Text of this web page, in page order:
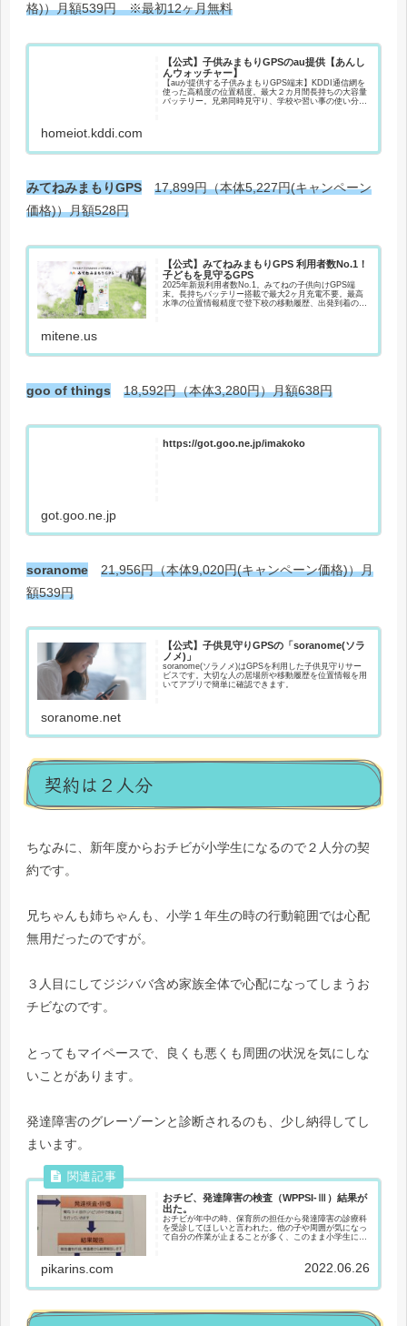
格)）月額539円 ※最初12ヶ月無料
【公式】子供みまもりGPSのau提供【あんし
んウォッチャー】
【auが提供する子供みまもりGPS端末】KDDI通信網を
使った高精度の位置精度。最大２カ月間長持ちの大容量
バッテリー。兄弟同時見守り、学校や習い事の使い分け
homeiot.kddi.com
みてねみまもりGPS
17,899円（本体5,227円(キャンペーン
価格)）月額528円
【公式】みてねみまもりGPS 利用者数No.1！
子どもを見守るGPS
2025年新規利用者数No.1。みてねの子供向けGPS端
末。長持ちバッテリー搭載で最大2ヶ月充電不要。最高
水準の位置情報精度で登下校の移動履歴、出発到着の通
mitene.us
goo of things 18,592円（本体3,280円）月額638円
https://got.goo.ne.jp/imakoko
got.goo.ne.jp
soranome
21,956円（本体9,020円(キャンペーン価格)）月
額539円
【公式】子供見守りGPSの「soranome(ソラ
ノメ)」
soranome(ソラノメ)はGPSを利用した子供見守りサー
ビスです。大切な人の居場所や移動履歴を位置情報を用
いてアプリで簡単に確認できます。
soranome.net
契約は２人分
ちなみに、新年度からおチビが小学生になるので２人分の契
約です。
兄ちゃんも姉ちゃんも、小学１年生の時の行動範囲では心配
無用だったのですが。
３人目にしてジジババ含め家族全体で心配になってしまうお
チビなのです。
とってもマイペースで、良くも悪くも周囲の状況を気にしな
いことがあります。
発達障害のグレーゾーンと診断されるのも、少し納得してし
まいます。
おチビ、発達障害の検査（WPPSI-Ⅲ）結果が
出た。
おチビが年中の時、保育所の担任から発達障害の診療科
を受診してほしいと言われた。他の子や周囲が気になっ
て自分の作業が止まることが多く、このまま小学生にな
pikarins.com 2022.06.26